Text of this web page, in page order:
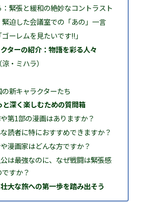
：緊張と緩和の絶妙なコントラスト
迫した会議室での「あの」一言
ーレムを見たいです!!」
ターの紹介：物語を彩る人々
・ミハラ）
新キャラクターたち
深く楽しむための質問箱
第1部の漫画はありますか？
読者に特におすすめできますか？
漫画家はどんな方ですか？
は最強なのに、なぜ戦闘は緊張感
すか？
大な旅への第一歩を踏み出そう